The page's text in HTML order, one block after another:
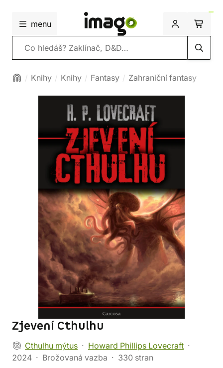
menu
Vyhledávání
Knihy Knihy Fantasy Zahraniční fantasy
Zjevení Cthulhu
Cthulhu mýtus
Howard Phillips Lovecraft
2024
Brožovaná vazba
330 stran